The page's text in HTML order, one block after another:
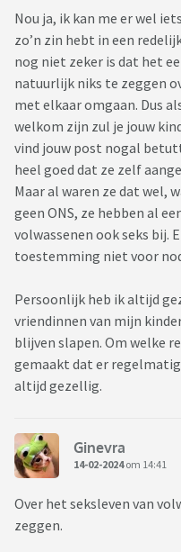
Nou ja, ik kan me er wel
zo’n zin hebt in een
nog niet zeker is dat het
natuurlijk niks te zeggen
met elkaar omgaan. Dus
welkom zijn zul je jouw
vind jouw post nogal
heel goed dat ze zelf
Maar al waren ze dat wel,
geen ONS, ze hebben al
volwassenen ook seks bij.
toestemming niet voor
Persoonlijk heb ik altijd
vriendinnen van mijn
blijven slapen. Om welke
gemaakt dat er
altijd gezellig.
Ginevra
14-02-2024om 14:41
Over het seksleven van
zeggen.